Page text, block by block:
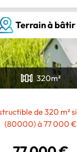
Terrain à bâtir
320m²
de 320 m²
(80000) à 77 000 €